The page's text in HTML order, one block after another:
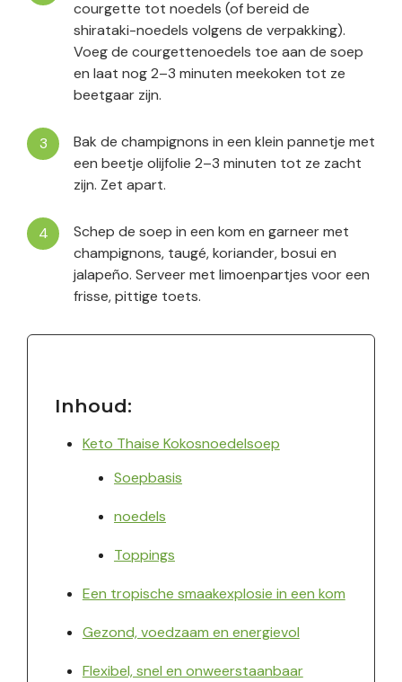
courgette tot noedels (of bereid de
shirataki-noedels volgens de verpakking).
Voeg de courgettenoedels toe aan de soep
en laat nog 2–3 minuten meekoken tot ze
beetgaar zijn.
Bak de champignons in een klein pannetje met
een beetje olijfolie 2–3 minuten tot ze zacht
zijn. Zet apart.
Schep de soep in een kom en garneer met
champignons, taugé, koriander, bosui en
jalapeño. Serveer met limoenpartjes voor een
frisse, pittige toets.
Inhoud:
Keto Thaise Kokosnoedelsoep
Soepbasis
noedels
Toppings
Een tropische smaakexplosie in een kom
Gezond, voedzaam en energievol
Flexibel, snel en onweerstaanbaar